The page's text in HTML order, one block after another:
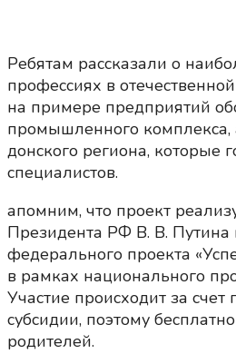
Ребятам рассказали о
профессиях в
на примере предприятий
промышленного комплекса,
донского региона, которые
специалистов.
апомним, что проект
Президента РФ В. В. Путина
федерального проекта
в рамках национального
Участие происходит за счет
субсидии, поэтому
родителей.